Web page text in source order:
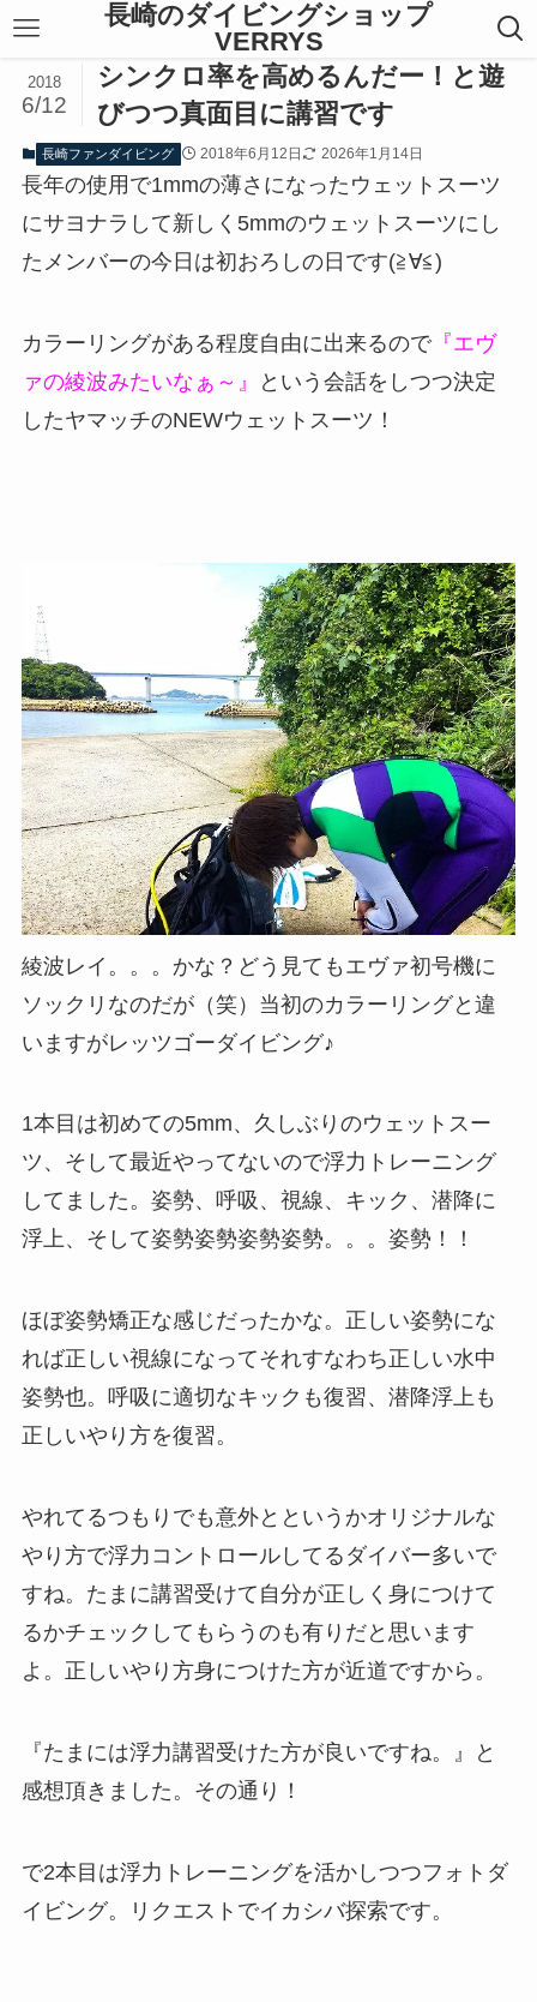
長崎のダイビングショップ
VERRYS
シンクロ率を高めるんだー！と遊
びつつ真面目に講習です
2018
6/12
長崎ファンダイビング 2018年6月12日 2026年1月14日
長年の使用で1mmの薄さになったウェットスーツ
にサヨナラして新しく5mmのウェットスーツにし
たメンバーの今日は初おろしの日です(≧∀≦)
カラーリングがある程度自由に出来るので『エヴ
ァの綾波みたいなぁ～』
という会話をしつつ決定
したヤマッチのNEWウェットスーツ！
綾波レイ。。。かな？どう見てもエヴァ初号機に
ソックリなのだが（笑）当初のカラーリングと違
いますがレッツゴーダイビング♪
1本目は初めての5mm、久しぶりのウェットスー
ツ、そして最近やってないので浮力トレーニング
してました。姿勢、呼吸、視線、キック、潜降に
浮上、そして姿勢姿勢姿勢姿勢。。。姿勢！！
ほぼ姿勢矯正な感じだったかな。正しい姿勢にな
れば正しい視線になってそれすなわち正しい水中
姿勢也。呼吸に適切なキックも復習、潜降浮上も
正しいやり方を復習。
やれてるつもりでも意外とというかオリジナルな
やり方で浮力コントロールしてるダイバー多いで
すね。たまに講習受けて自分が正しく身につけて
るかチェックしてもらうのも有りだと思います
よ。正しいやり方身につけた方が近道ですから。
『たまには浮力講習受けた方が良いですね。』と
感想頂きました。その通り！
で2本目は浮力トレーニングを活かしつつフォトダ
イビング。リクエストでイカシバ探索です。